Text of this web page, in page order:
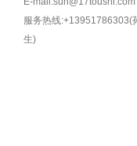
服务热线:+13951786303(
生)